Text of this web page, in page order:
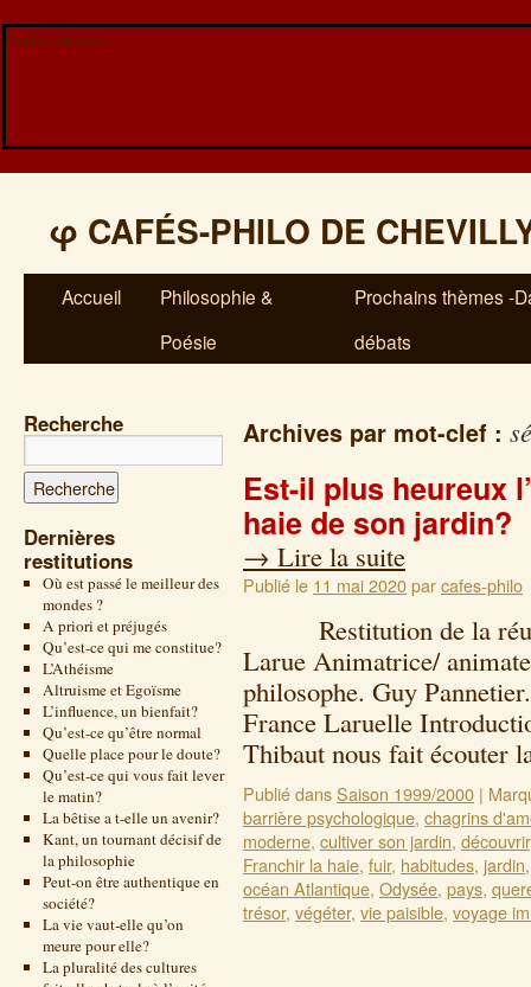
Veuillez patienter...
φ CAFÉS-PHILO DE
Accueil
Philosophie &
Poésie
Prochains thèmes -
débats
Recherche
Dernières
restitutions
Où est passé le meilleur des
mondes ?
A priori et préjugés
Qu’est-ce qui me constitue?
L’Athéisme
Altruisme et Egoïsme
L’influence, un bienfait?
Qu’est-ce qu’être normal
Quelle place pour le doute?
Qu’est-ce qui vous fait lever
le matin?
La bêtise a t-elle un avenir?
Kant, un tournant décisif de
la philosophie
Peut-on être authentique en
société?
La vie vaut-elle qu’on
meure pour elle?
La pluralité des cultures
Archives par mot-clef :
Est-il plus heureux
haie de son jardin?
→ Lire la suite
Publié le 11 mai 2020parcafes-philo
Restitution de la
Larue Animatrice/
philosophe. Guy
France Laruelle
Thibaut nous fait écouter
Publié dansSaison 1999/2000 |
barrière psychologique, chagrins
moderne, cultiver son jardin, découvrir
Franchir la haie, fuir, habitudes, jardin
océan Atlantique, Odysée, pays,
trésor, végéter, vie paisible, voyage